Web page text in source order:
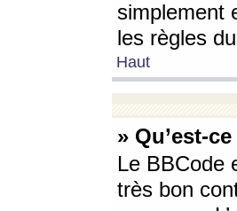
simplement
les règles
Haut
» Qu’est-
Le BBCode
très bon